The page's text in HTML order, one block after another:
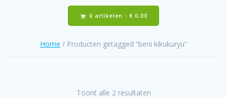
0 artikelen - € 0,00
Home / Producten getagged “beni kikukuryu”
Toont alle 2 resultaten